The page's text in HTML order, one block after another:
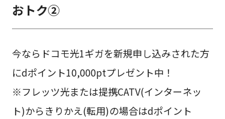
おトク②
今ならドコモ光1ギガを新規申し込みされた方
にdポイント10,000ptプレゼント中！
※フレッツ光または提携CATV(インターネッ
ト)からきりかえ(転用)の場合はdポイント